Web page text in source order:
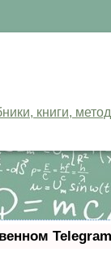
книги,